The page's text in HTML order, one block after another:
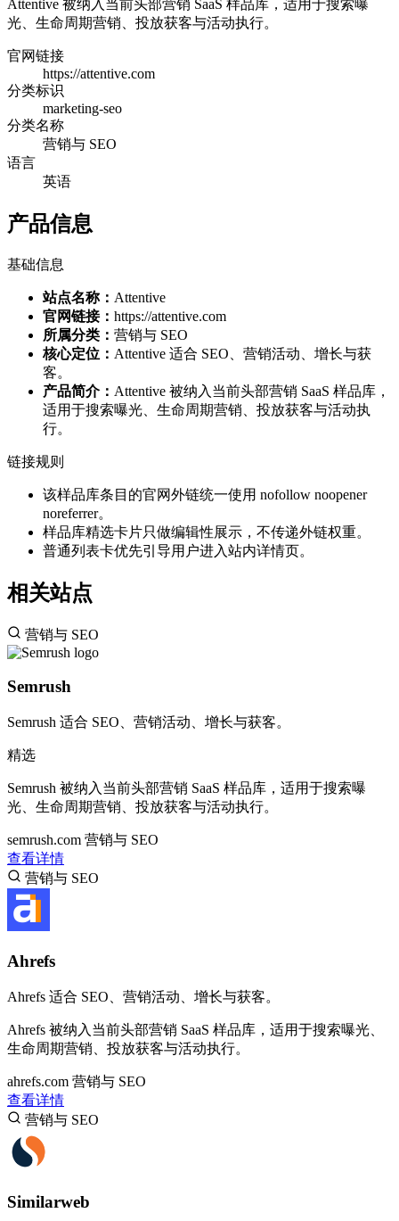
Attentive 被纳入当前头部营销 SaaS 样品库，适用于搜索曝
光、生命周期营销、投放获客与活动执行。
官网链接
https://attentive.com
分类标识
marketing-seo
分类名称
营销与 SEO
语言
英语
产品信息
基础信息
站点名称： Attentive
官网链接： https://attentive.com
所属分类： 营销与 SEO
核心定位： Attentive 适合 SEO、营销活动、增长与获
客。
产品简介： Attentive 被纳入当前头部营销 SaaS 样品库，
适用于搜索曝光、生命周期营销、投放获客与活动执
行。
链接规则
该样品库条目的官网外链统一使用 nofollow noopener
noreferrer。
样品库精选卡片只做编辑性展示，不传递外链权重。
普通列表卡优先引导用户进入站内详情页。
相关站点
营销与 SEO
Semrush
Semrush 适合 SEO、营销活动、增长与获客。
精选
Semrush 被纳入当前头部营销 SaaS 样品库，适用于搜索曝
光、生命周期营销、投放获客与活动执行。
semrush.com 营销与 SEO
查看详情
营销与 SEO
Ahrefs
Ahrefs 适合 SEO、营销活动、增长与获客。
Ahrefs 被纳入当前头部营销 SaaS 样品库，适用于搜索曝光、
生命周期营销、投放获客与活动执行。
ahrefs.com 营销与 SEO
查看详情
营销与 SEO
Similarweb